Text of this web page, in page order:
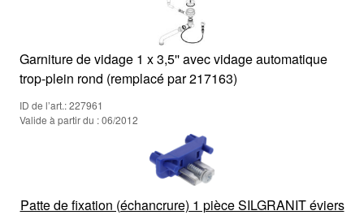
Garniture de vidage 1 x 3,5'' avec vidage automatique
trop-plein rond (remplacé par 217163)
ID de l’art.: 227961
Valide à partir du : 06/2012
Patte de fixation (échancrure) 1 pièce SILGRANIT éviers